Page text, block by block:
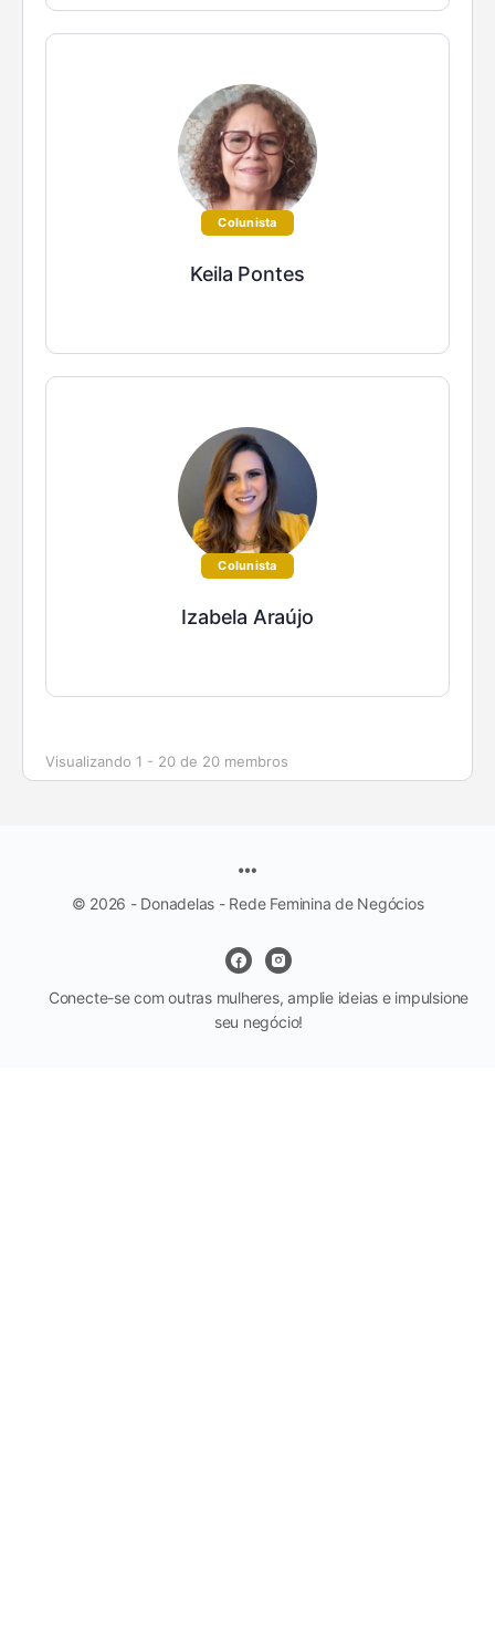
Colunista
Keila Pontes
Colunista
Izabela Araújo
Visualizando 1 - 20 de 20 membros
© 2026 - Donadelas - Rede Feminina de Negócios
Conecte-se com outras mulheres, amplie ideias e impulsione
seu negócio!